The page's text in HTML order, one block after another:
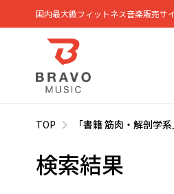
国内最大級フィットネス⾳楽販売サ
TOP 「書籍 筋肉・解剖学
検索結果